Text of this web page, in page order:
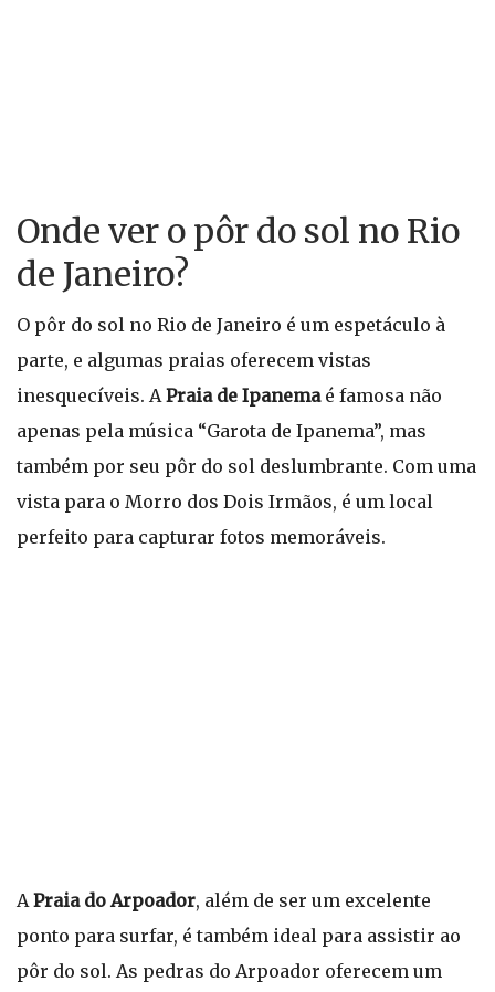
Onde ver o pôr do sol no Rio
de Janeiro?
O pôr do sol no Rio de Janeiro é um espetáculo à
parte, e algumas praias oferecem vistas
inesquecíveis. APraia de Ipanemaé famosa não
apenas pela música “Garota de Ipanema”, mas
também por seu pôr do sol deslumbrante. Com uma
vista para o Morro dos Dois Irmãos, é um local
perfeito para capturar fotos memoráveis.
APraia do Arpoador, além de ser um excelente
ponto para surfar, é também ideal para assistir ao
pôr do sol. As pedras do Arpoador oferecem um